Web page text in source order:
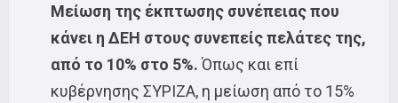
Μείωση της έκπτωσης συνέπειας που
κάνει η ΔΕΗ στους συνεπείς πελάτες της,
από το 10% στο 5%.Όπως και επί
κυβέρνησης ΣΥΡΙΖΑ, η μείωση από το 15%